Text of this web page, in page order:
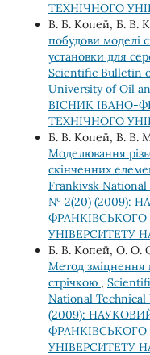
ТЕХНІЧНОГО
В. Б. Копей, Б. В.
побудови моделі
установки для
Scientific Bulletin
University of Oil
ВІСНИК ІВАНО-
ТЕХНІЧНОГО
Б. В. Копей, В. В.
Моделювання
скінченних
Frankivsk
№ 2(20) (2009):
УНІВЕРСИТЕТУ
Б. В. Копей, О. О.
Метод зміцнення
стрічкою ,
National
(2009):
УНІВЕРСИТЕТУ